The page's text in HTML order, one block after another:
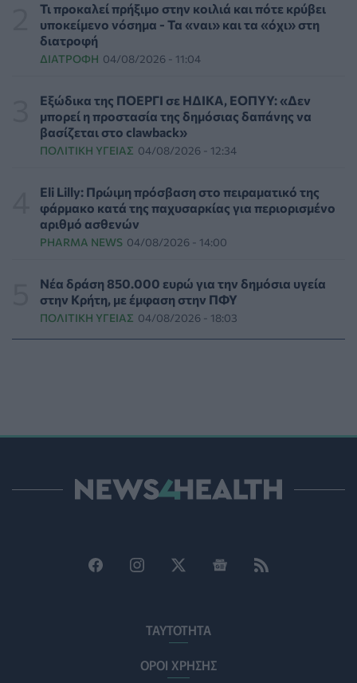
Εθελοντές του ΕΕΣ διέσωσαν δεκάδες οικόσιτα και
άγρια ζώα από τις φωτιές στη Δυτική Αττική
06/08/2026 - 15:42
Βίντεο από την καμπάνια Raise Her Voice για την
έγκαιρη αναγνώριση της έμφυλης βίας με έμφαση στις
γυναίκες με αναπηρία
ΨΥΧΙΚΉ ΥΓΕΊΑ 06/08/2026 - 15:21
Τα κουνούπια τελικά έχουν πράγματι προτιμήσεις
στους ανθρώπους - Τι έδειξε έρευνα
ΥΓΕΊΑ 06/08/2026 - 15:00
σε 120.000 στρέμματα ορυζώνων στις 10, 11 και 12
Αυγούστου
ΠΟΛΙΤΙΚΉ ΥΓΕΊΑΣ 06/08/2026 - 14:41
Skin dysmorphia: Όταν η εμμονή με το «τέλειο» δέρμα
06/08/2026 - 13:00
ΠΙΣ: Η διορισμένη από το Υπουργείο Υγείας Διοικούσα
Τι προκαλεί πρήξιμο στην κοιλιά και πότε κρύβει
υποκείμενο νόσημα - Τα «ναι» και τα «όχι» στη
διατροφή
ΔΙΑΤΡΟΦΉ 04/08/2026 - 11:04
Εξώδικα της ΠΟΕΡΓΙ σε ΗΔΙΚΑ, ΕΟΠΥΥ: «Δεν
μπορεί η προστασία της δημόσιας δαπάνης να
βασίζεται στο clawback»
ΠΟΛΙΤΙΚΉ ΥΓΕΊΑΣ 04/08/2026 - 12:34
Eli Lilly: Πρώιμη πρόσβαση στο πειραματικό της
φάρμακο κατά της παχυσαρκίας για περιορισμένο
αριθμό ασθενών
PHARMA NEWS 04/08/2026 - 14:00
Νέα δράση 850.000 ευρώ για την δημόσια υγεία
στην Κρήτη, με έμφαση στην ΠΦΥ
ΠΟΛΙΤΙΚΉ ΥΓΕΊΑΣ 04/08/2026 - 18:03
ΤΑΥΤΟΤΗΤΑ
ΟΡΟΙ ΧΡΗΣΗΣ